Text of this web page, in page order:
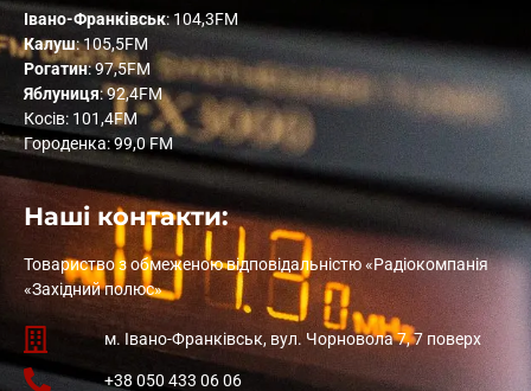
Івано-Франківськ: 104,3FM
Калуш: 105,5FM
Рогатин: 97,5FM
Яблуниця: 92,4FM
Косів: 101,4FM
Городенка: 99,0 FM
Наші контакти:
Товариство з обмеженою відповідальністю «Радіокомпанія
«Західний полюс»
м. Івано-Франківськ, вул. Чорновола 7, 7 поверх
+38 050 433 06 06